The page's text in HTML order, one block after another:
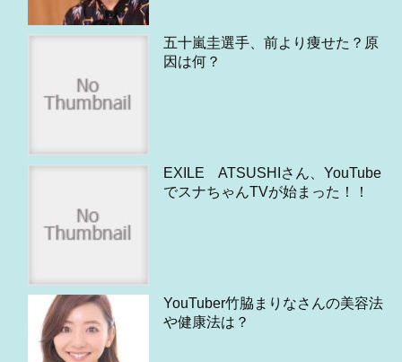
五十嵐圭選手、前より痩せた？原
因は何？
EXILE ATSUSHIさん、YouTube
でスナちゃんTVが始まった！！
YouTuber竹脇まりなさんの美容法
や健康法は？